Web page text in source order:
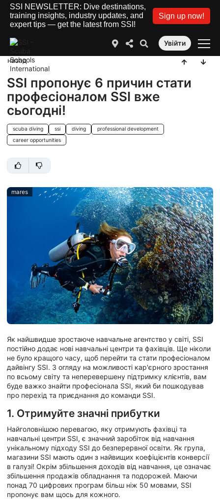
SSI NEWSLETTER: Dive destinations,
training insights, industry updates, and
expert tips — get the latest from SSI!
Sign up now!
Увійти
назад
SSI пропонує 6 причин стати
професіоналом SSI вже
сьогодні!
scuba diving ssi diving
professional development
career opportunities
mares
Як найшвидше зростаюче навчальне агентство у світі, SSI
постійно додає нові навчальні центри та фахівців. Ще ніколи
не було кращого часу, щоб перейти та стати професіоналом
дайвінгу SSI. З огляду на можливості кар'єрного зростання
по всьому світу та неперевершену підтримку клієнтів, вам
буде важко знайти професіонала SSI, який би пошкодував
про перехід та приєднання до команди SSI.
1. Отримуйте значні прибутки
Найголовнішою перевагою, яку отримують фахівці та
навчальні центри SSI, є значний заробіток від навчання
унікальному підходу SSI до безперервної освіти. Як група,
магазини SSI мають один з найвищих коефіцієнтів конверсії
в галузі! Окрім збільшення доходів від навчання, це означає
збільшення продажів обладнання та подорожей. Маючи
понад 70 цифрових програм більш ніж 50 мовами, SSI
пропонує вам щось для кожного.